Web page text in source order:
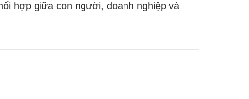
hợp giữa con người, doanh nghiệp và